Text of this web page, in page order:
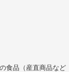
食品（産直商品など